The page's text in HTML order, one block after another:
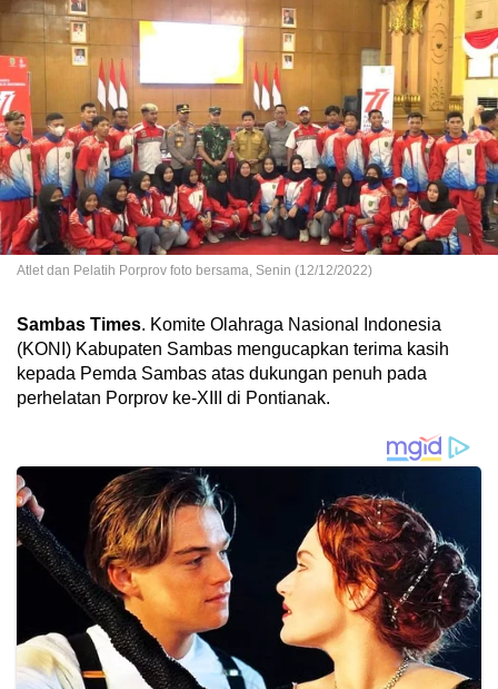
Atlet dan Pelatih Porprov foto bersama, Senin (12/12/2022)
Sambas Times. Komite Olahraga Nasional Indonesia
(KONI) Kabupaten Sambas mengucapkan terima kasih
kepada Pemda Sambas atas dukungan penuh pada
perhelatan Porprov ke-XIII di Pontianak.